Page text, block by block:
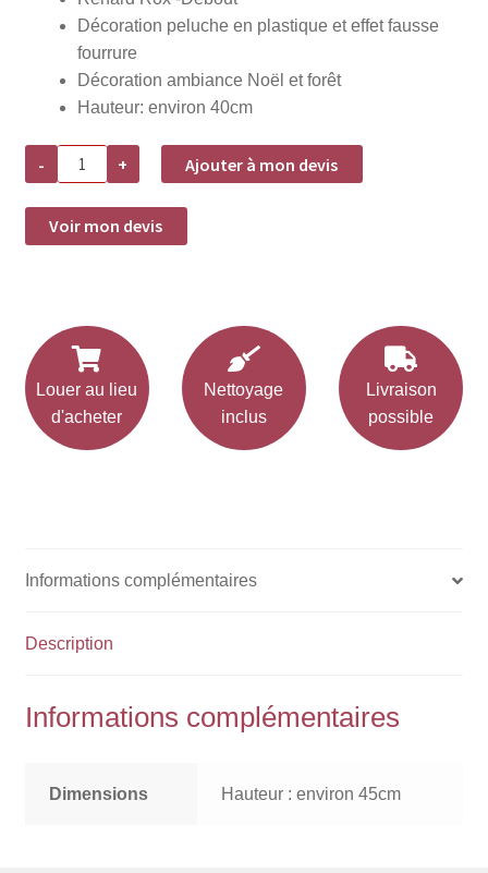
Décoration peluche en plastique et effet fausse
fourrure
Décoration ambiance Noël et forêt
Hauteur: environ 40cm
-
quantité
Renard
Rox
Noël
+ Ajouter à mon devis
Voir mon devis
Louer au lieu
d'acheter
Nettoyage
inclus
Livraison
possible
Informations complémentaires
Description
Informations complémentaires
Dimensions Hauteur : environ 45cm